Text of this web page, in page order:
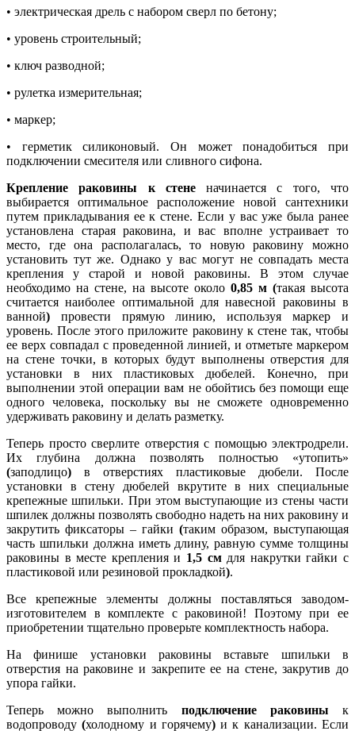
• электрическая дрель с набором сверл по бетону;
• уровень строительный;
• ключ разводной;
• рулетка измерительная;
• маркер;
• герметик силиконовый. Он может понадобиться при
подключении смесителя или сливного сифона.
Крепление раковины к стененачинается с того, что
выбирается оптимальное расположение новой сантехники
путем прикладывания ее к стене. Если у вас уже была ранее
установлена старая раковина, и вас вполне устраивает то
место, где она располагалась, то новую раковину можно
установить тут же. Однако у вас могут не совпадать места
крепления у старой и новой раковины. В этом случае
необходимо на стене, на высоте около 0,85 м (такая высота
считается наиболее оптимальной для навесной раковины в
ванной) провести прямую линию, используя маркер и
уровень. После этого приложите раковину к стене так, чтобы
ее верх совпадал с проведенной линией, и отметьте маркером
на стене точки, в которых будут выполнены отверстия для
установки в них пластиковых дюбелей. Конечно, при
выполнении этой операции вам не обойтись без помощи еще
одного человека, поскольку вы не сможете одновременно
удерживать раковину и делать разметку.
Теперь просто сверлите отверстия с помощью электродрели.
Их глубина должна позволять полностью «утопить»
(заподлицо) в отверстиях пластиковые дюбели. После
установки в стену дюбелей вкрутите в них специальные
крепежные шпильки. При этом выступающие из стены части
шпилек должны позволять свободно надеть на них раковину и
закрутить фиксаторы – гайки (таким образом, выступающая
часть шпильки должна иметь длину, равную сумме толщины
раковины в месте крепления и 1,5 см для накрутки гайки с
пластиковой или резиновой прокладкой).
Все крепежные элементы должны поставляться заводом-
изготовителем в комплекте с раковиной! Поэтому при ее
приобретении тщательно проверьте комплектность набора.
На финише установки раковины вставьте шпильки в
отверстия на раковине и закрепите ее на стене, закрутив до
упора гайки.
Теперь можно выполнить подключение раковины к
водопроводу(холодному и горячему)и к канализации. Если